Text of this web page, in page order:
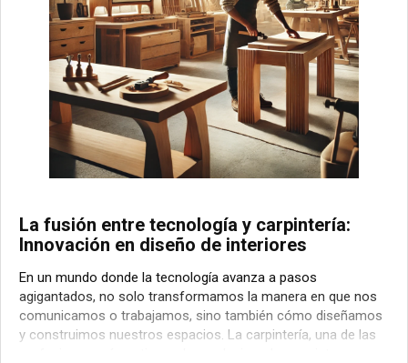
La fusión entre tecnología y carpintería:
Innovación en diseño de interiores
En un mundo donde la tecnología avanza a pasos
agigantados, no solo transformamos la manera en que nos
comunicamos o trabajamos, sino también cómo diseñamos
y construimos nuestros espacios. La carpintería, una de las